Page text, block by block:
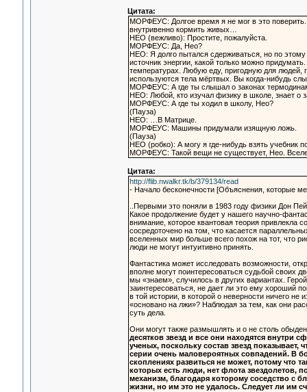
Цитата:
МОРФЕУС: Долгое время я не мог в это
внутривенно кормить живых…
НЕО (вежливо): Простите, пожалуйста.
МОРФЕУС: Да, Нео?
НЕО: Я долго пытался сдерживаться, но по
источник энергии, какой только можно
температурах. Любую еду, пригодную для людей,
используются тела мёртвых. Вы когда-нибудь
МОРФЕУС: А где ты слышал о законах
НЕО: Любой, кто изучал физику в школе, знает о
МОРФЕУС: А где ты ходил в школу, Нео?
(Пауза)
НЕО: …В Матрице.
МОРФЕУС: Машины придумали изящную ложь.
(Пауза)
НЕО (робко): А могу я где-нибудь взять учебник
МОРФЕУС: Такой вещи не существует, Нео.
Цитата:
http://flib.nwalkr.tk/b/379134/read
- Начало бесконечности [Объяснения, которые
..Первыми это поняли в 1983 году физики Дон
Какое продолжение будет у нашего научно-
внимание, которое квантовая теория привлекла
сосредоточено на том, что касается
вселенных мир больше всего похож на тот, что
люди не могут интуитивно принять.
Фантастика может исследовать возможности,
вполне могут поинтересоваться судьбой своих
мы «знаем», случилось в других вариантах.
заинтересоваться, не дает ли это ему хороший
в той истории, в которой о неверности ничего
«основано на лжи»? Наблюдая за тем, как они
суть дела.
Они могут также размышлять и о не столь
десятков звезд и все они находятся внутри
ученых, поскольку состав звезд показывает,
серии очень маловероятных совпадений. В
скоплениях развиться не может, потому что
которых есть люди, нет флота звездолетов,
механизм, благодаря которому соседство с
жизни, но им это не удалось. Следует ли им